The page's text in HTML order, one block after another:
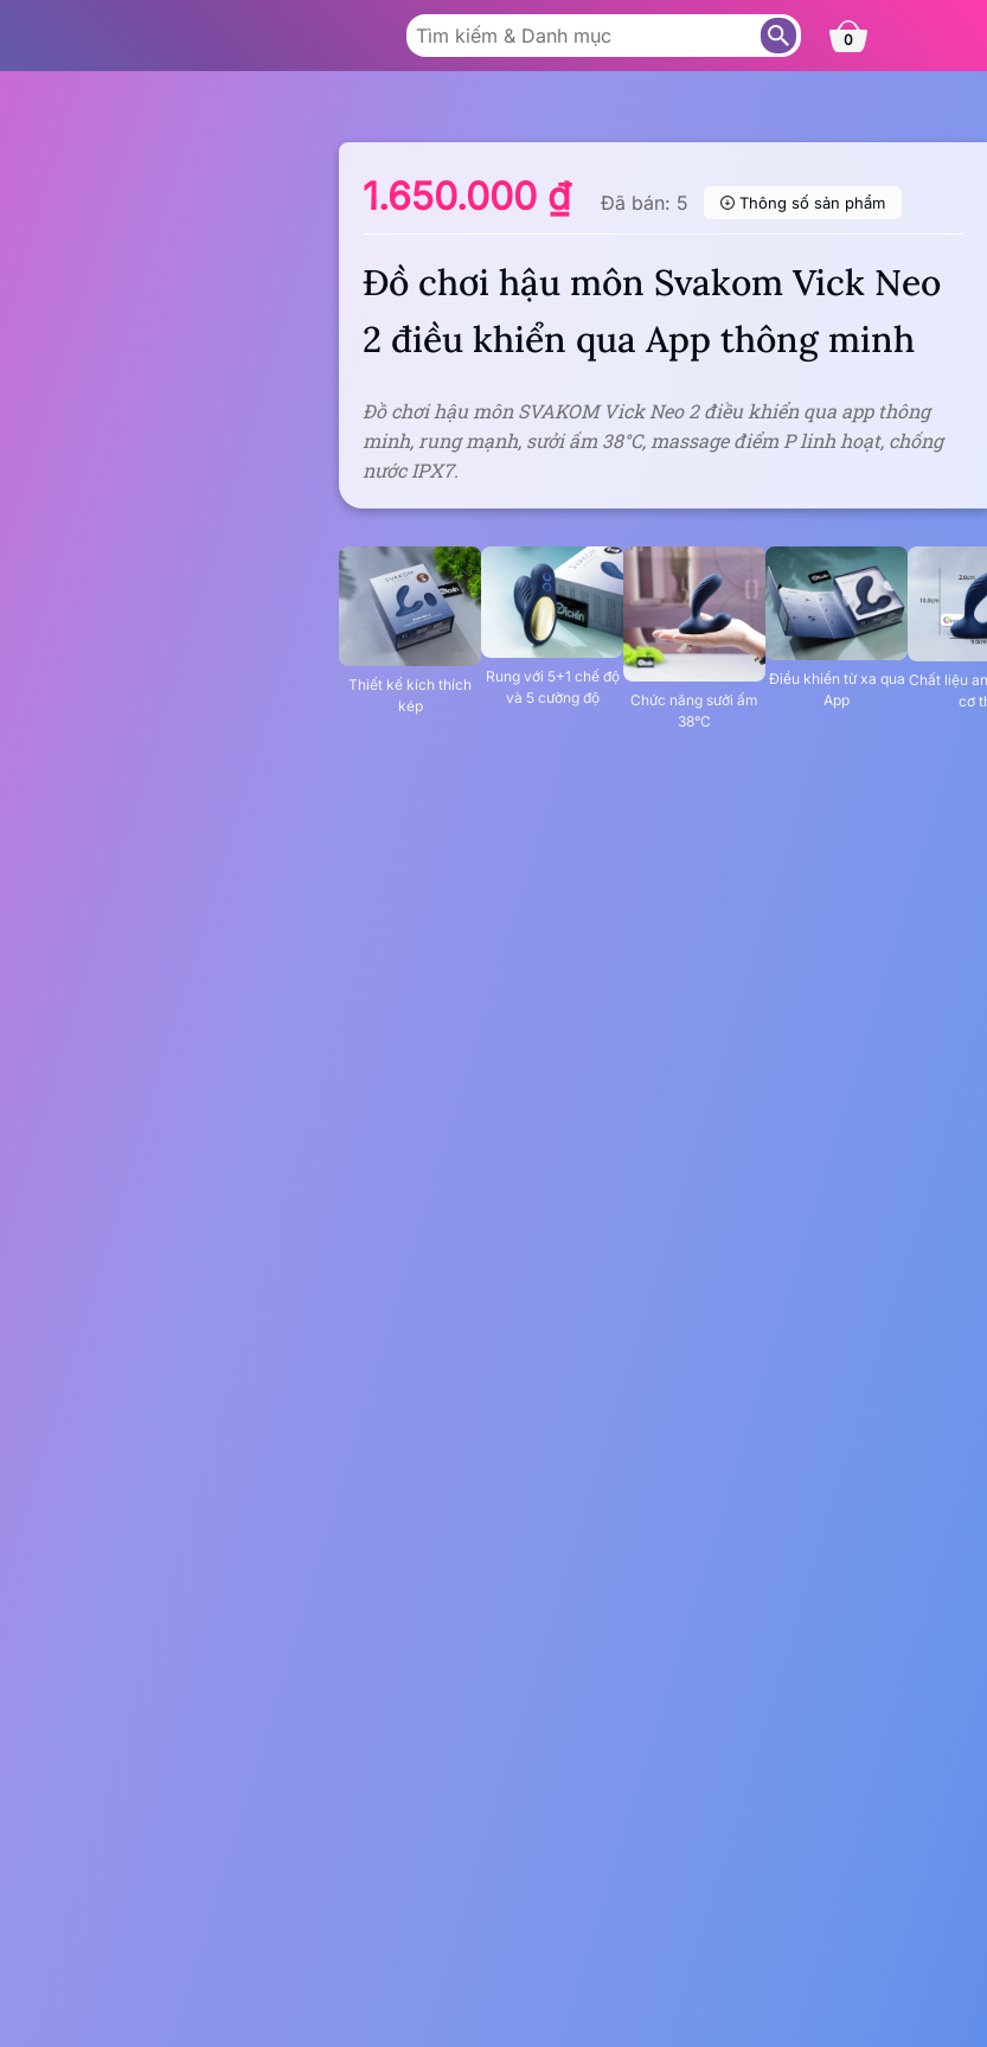
0
1.650.000 ₫ Đã bán: 5 Thông số sản phẩm
Đồ chơi hậu môn Svakom Vick Neo
2 điều khiển qua App thông minh
Đồ chơi hậu môn SVAKOM Vick Neo 2 điều khiển qua app thông
minh, rung mạnh, sưởi ấm 38°C, massage điểm P linh hoạt, chống
nước IPX7.
Thiết kế kích thích
kép
Rung với 5+1 chế độ
và 5 cường độ
Chức năng sưởi ấm
38°C
Điều khiển từ xa qua
App
Chất liệu
cơ